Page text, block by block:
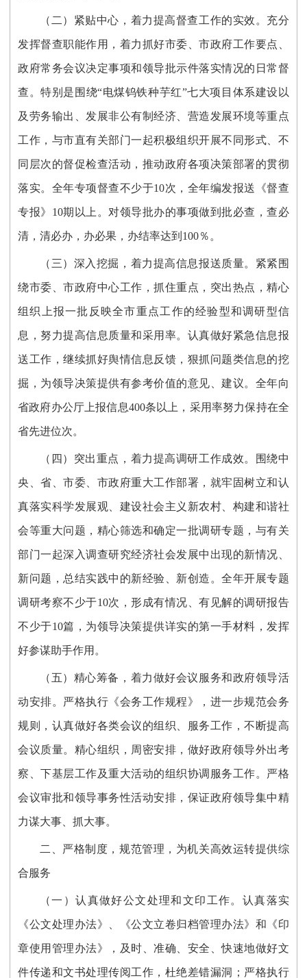
（二）紧贴中心，着力提高督查工作的实效。充分
发挥督查职能作用，着力抓好市委、市政府工作要点、
政府常务会议决定事项和领导批示件落实情况的日常督
查。特别是围绕“电煤钨铁种芋红”七大项目体系建设以
及劳务输出、发展非公有制经济、营造发展环境等重点
工作，与市直有关部门一起积极组织开展不同形式、不
同层次的督促检查活动，推动政府各项决策部署的贯彻
落实。全年专项督查不少于10次，全年编发报送《督查
专报》10期以上。对领导批办的事项做到批必查，查必
清，清必办，办必果，办结率达到100％。
（三）深入挖掘，着力提高信息报送质量。紧紧围
绕市委、市政府中心工作，抓住重点，突出热点，精心
组织上报一批反映全市重点工作的经验型和调研型信
息，努力提高信息质量和采用率。认真做好紧急信息报
送工作，继续抓好舆情信息反馈，狠抓问题类信息的挖
掘，为领导决策提供有参考价值的意见、建议。全年向
省政府办公厅上报信息400条以上，采用率努力保持在全
省先进位次。
（四）突出重点，着力提高调研工作成效。围绕中
央、省、市委、市政府重大工作部署，就牢固树立和认
真落实科学发展观、建设社会主义新农村、构建和谐社
会等重大问题，精心筛选和确定一批调研专题，与有关
部门一起深入调查研究经济社会发展中出现的新情况、
新问题，总结实践中的新经验、新创造。全年开展专题
调研考察不少于10次，形成有情况、有见解的调研报告
不少于10篇，为领导决策提供详实的第一手材料，发挥
好参谋助手作用。
（五）精心筹备，着力做好会议服务和政府领导活
动安排。严格执行《会务工作规程》，进一步规范会务
规则，认真做好各类会议的组织、服务工作，不断提高
会议质量。精心组织，周密安排，做好政府领导外出考
察、下基层工作及重大活动的组织协调服务工作。严格
会议审批和领导事务性活动安排，保证政府领导集中精
力谋大事、抓大事。
二、严格制度，规范管理，为机关高效运转提供综
合服务
（一）认真做好公文处理和文印工作。认真落实
《公文处理办法》、《公文立卷归档管理办法》和《印
章使用管理办法》，及时、准确、安全、快速地做好文
件传递和文书处理传阅工作，杜绝差错漏洞；严格执行